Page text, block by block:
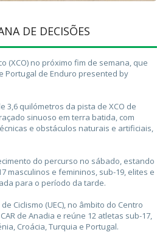
DE DECISÕES
(XCO) no próximo fim de semana, que
Portugal de Enduro presented by
3,6 quilómetros da pista de XCO de
sinuoso em terra batida, com
e obstáculos naturais e artificiais,
do percurso no sábado, estando
masculinos e femininos, sub-19, elites e
para o período da tarde.
Ciclismo (UEC), no âmbito do Centro
de Anadia e reúne 12 atletas sub-17,
Croácia, Turquia e Portugal.